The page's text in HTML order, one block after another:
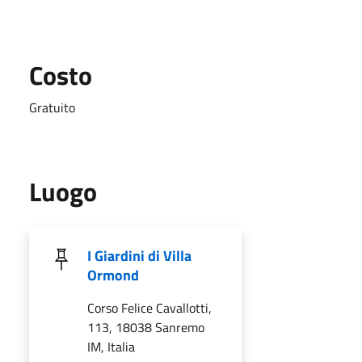
Costo
Gratuito
Luogo
I Giardini di Villa
Ormond
Corso Felice Cavallotti,
113, 18038 Sanremo
IM, Italia